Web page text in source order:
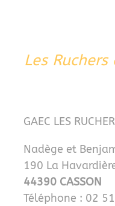
Les Ruchers
GAEC LES
Nadège et
190 La
44390 CASSON
Téléphone : 02